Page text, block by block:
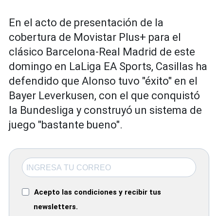
En el acto de presentación de la
cobertura de Movistar Plus+ para el
clásico Barcelona-Real Madrid de este
domingo en LaLiga EA Sports, Casillas ha
defendido que Alonso tuvo "éxito" en el
Bayer Leverkusen, con el que conquistó
la Bundesliga y construyó un sistema de
juego "bastante bueno".
Acepto las condiciones y recibir tus
newsletters.